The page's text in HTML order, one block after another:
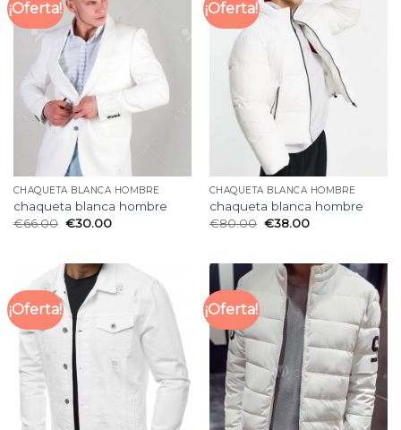
¡Oferta!
CHAQUETA BLANCA HOMBRE
chaqueta blanca hombre
€66.00 €30.00
¡Oferta!
CHAQUETA BLANCA HOMBRE
chaqueta blanca hombre
€80.00 €38.00
¡Oferta! ¡Oferta!